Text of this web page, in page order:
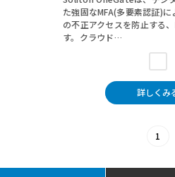
た強固なMFA(多要素認証)
の不正アクセスを防止する
す。クラウド…
詳しくみ
1